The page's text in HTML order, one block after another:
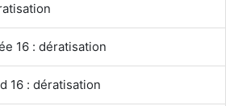
16 : dératisation
16 : dératisation